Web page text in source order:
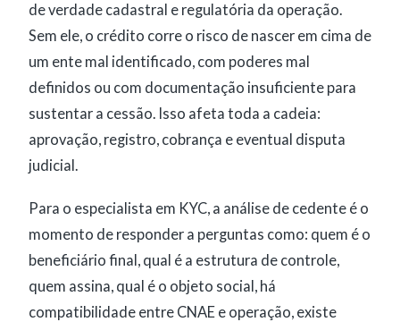
de verdade cadastral e regulatória da operação.
Sem ele, o crédito corre o risco de nascer em cima de
um ente mal identificado, com poderes mal
definidos ou com documentação insuficiente para
sustentar a cessão. Isso afeta toda a cadeia:
aprovação, registro, cobrança e eventual disputa
judicial.
Para o especialista em KYC, a análise de cedente é o
momento de responder a perguntas como: quem é o
beneficiário final, qual é a estrutura de controle,
quem assina, qual é o objeto social, há
compatibilidade entre CNAE e operação, existe